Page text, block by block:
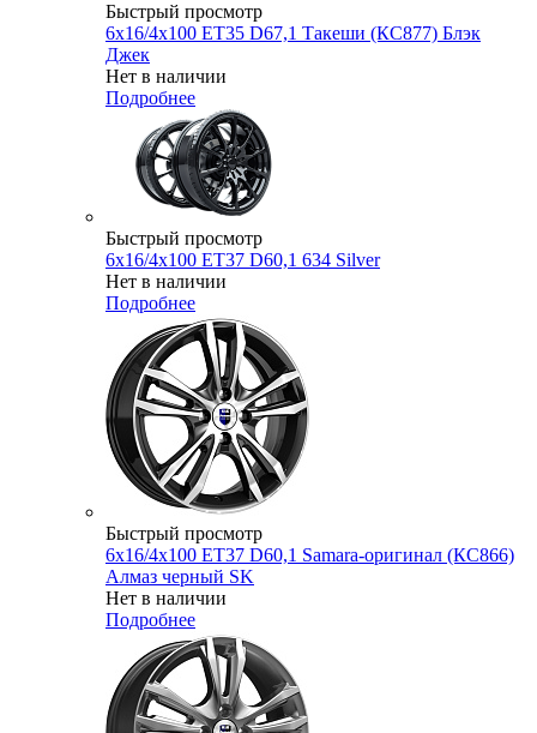
Быстрый просмотр
6x16/4x100 ET35 D67,1 Такеши (КС877) Блэк
Джек
Нет в наличии
Подробнее
Быстрый просмотр
6x16/4x100 ET37 D60,1 634 Silver
Нет в наличии
Подробнее
Быстрый просмотр
6x16/4x100 ET37 D60,1 Samara-оригинал (КС866)
Алмаз черный SK
Нет в наличии
Подробнее